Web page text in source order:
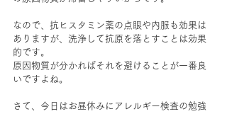
なので、抗ヒスタミン薬の点眼や内服も効果は
ありますが、洗浄して抗原を落とすことは効果
的です。
原因物質が分かればそれを避けることが一番良
いですよね。
さて、今日はお昼休みにアレルギー検査の勉強